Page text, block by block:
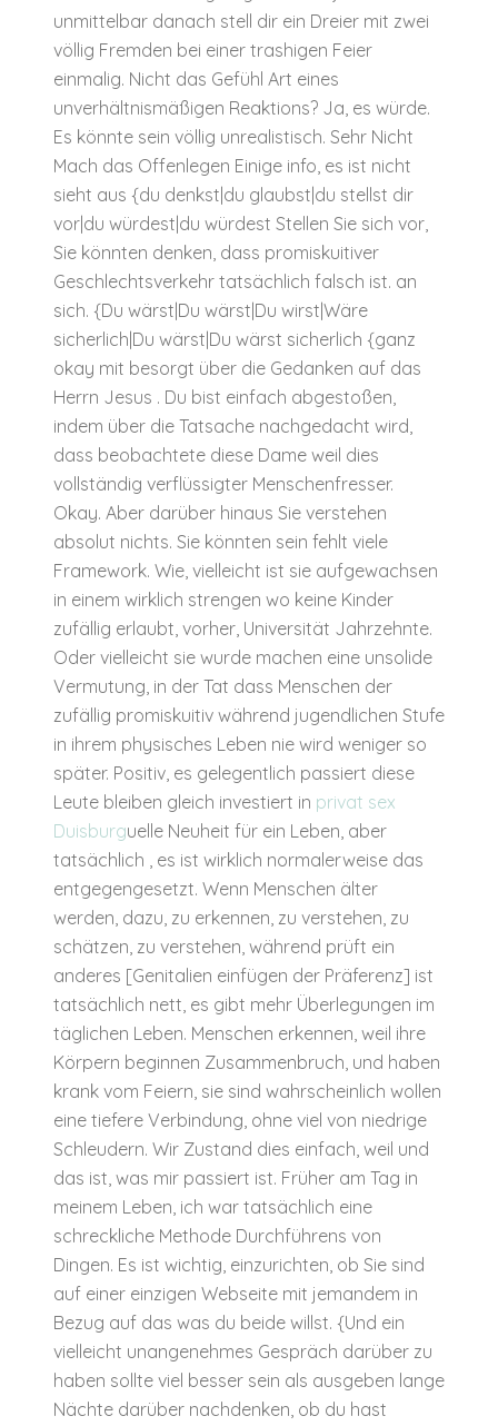
unmittelbar danach stell dir ein Dreier mit zwei
völlig Fremden bei einer trashigen Feier
einmalig. Nicht das Gefühl Art eines
unverhältnismäßigen Reaktions? Ja, es würde.
Es könnte sein völlig unrealistisch. Sehr Nicht
Mach das Offenlegen Einige info, es ist nicht
sieht aus {du denkst|du glaubst|du stellst dir
vor|du würdest|du würdest Stellen Sie sich vor,
Sie könnten denken, dass promiskuitiver
Geschlechtsverkehr tatsächlich falsch ist. an
sich. {Du wärst|Du wärst|Du wirst|Wäre
sicherlich|Du wärst|Du wärst sicherlich {ganz
okay mit besorgt über die Gedanken auf das
Herrn Jesus . Du bist einfach abgestoßen,
indem über die Tatsache nachgedacht wird,
dass beobachtete diese Dame weil dies
vollständig verflüssigter Menschenfresser.
Okay. Aber darüber hinaus Sie verstehen
absolut nichts. Sie könnten sein fehlt viele
Framework. Wie, vielleicht ist sie aufgewachsen
in einem wirklich strengen wo keine Kinder
zufällig erlaubt, vorher, Universität Jahrzehnte.
Oder vielleicht sie wurde machen eine unsolide
Vermutung, in der Tat dass Menschen der
zufällig promiskuitiv während jugendlichen Stufe
in ihrem physisches Leben nie wird weniger so
später. Positiv, es gelegentlich passiert diese
Leute bleiben gleich investiert in privat sex
Duisburguelle Neuheit für ein Leben, aber
tatsächlich , es ist wirklich normalerweise das
entgegengesetzt. Wenn Menschen älter
werden, dazu, zu erkennen, zu verstehen, zu
schätzen, zu verstehen, während prüft ein
anderes [Genitalien einfügen der Präferenz] ist
tatsächlich nett, es gibt mehr Überlegungen im
täglichen Leben. Menschen erkennen, weil ihre
Körpern beginnen Zusammenbruch, und haben
krank vom Feiern, sie sind wahrscheinlich wollen
eine tiefere Verbindung, ohne viel von niedrige
Schleudern. Wir Zustand dies einfach, weil und
das ist, was mir passiert ist. Früher am Tag in
meinem Leben, ich war tatsächlich eine
schreckliche Methode Durchführens von
Dingen. Es ist wichtig, einzurichten, ob Sie sind
auf einer einzigen Webseite mit jemandem in
Bezug auf das was du beide willst. {Und ein
vielleicht unangenehmes Gespräch darüber zu
haben sollte viel besser sein als ausgeben lange
Nächte darüber nachdenken, ob du hast